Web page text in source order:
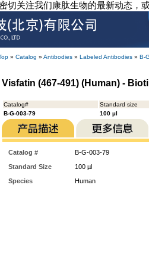
切关注我们康肽生物的最新动态，
» Catalog » Antibodies » Labeled Antibodies » B-
Visfatin (467-491) (Human) -
Catalog#
Standard size
B-G-003-79
100 µl
Catalog #
B-G-003-79
Standard Size
100 µl
Species
Human